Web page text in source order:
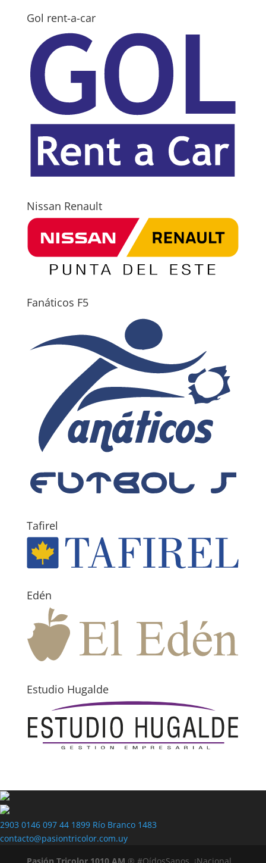
Gol rent-a-car
Nissan Renault
Fanáticos F5
Tafirel
Edén
Estudio Hugalde
2903 0146 097 44 1899 Río Branco 1483
contacto@pasiontricolor.com.uy